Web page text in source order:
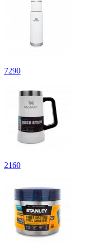
7290
2160